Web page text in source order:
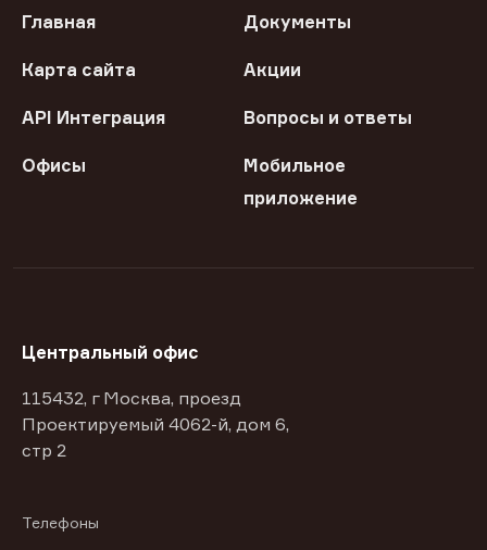
Главная Документы
Карта сайта Акции
API Интеграция Вопросы и ответы
Офисы
Мобильное
приложение
Центральный офис
115432, г Москва, проезд
Проектируемый 4062-й, дом 6,
стр 2
Телефоны